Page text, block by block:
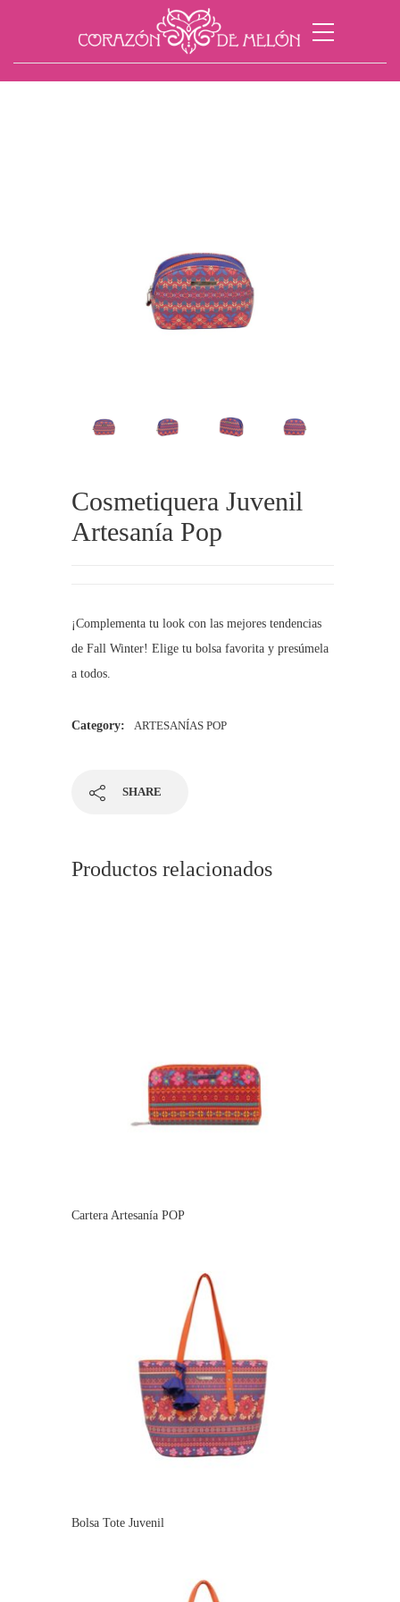
Cosmetiquera Juvenil
Artesanía Pop
¡Complementa tu look con las mejores tendencias
de Fall Winter! Elige tu bolsa favorita y presúmela
a todos.
Category: ARTESANÍAS POP
SHARE
Productos relacionados
Cartera Artesanía POP
Bolsa Tote Juvenil